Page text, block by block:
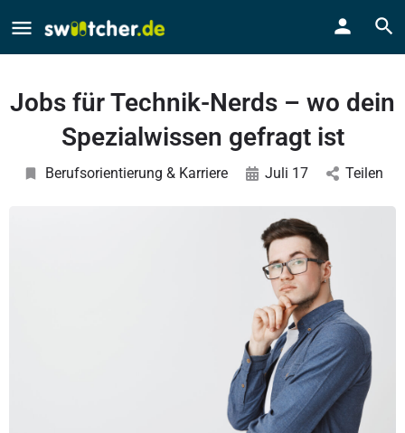
Jobs für Technik-Nerds – wo dein
Spezialwissen gefragt ist
Berufsorientierung & Karriere Juli 17 Teilen